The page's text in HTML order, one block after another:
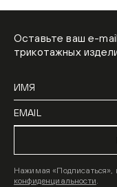
Оставьте ваш e-
трикотажных
Нажимая «Подписаться»,
конфиденциальности.